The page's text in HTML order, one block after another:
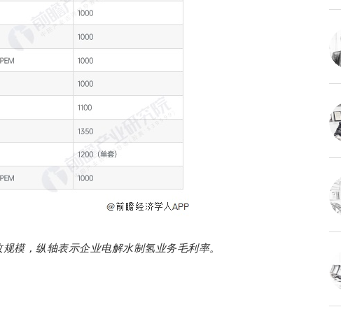
模，纵轴表示企业电解水制氢业务毛利率。